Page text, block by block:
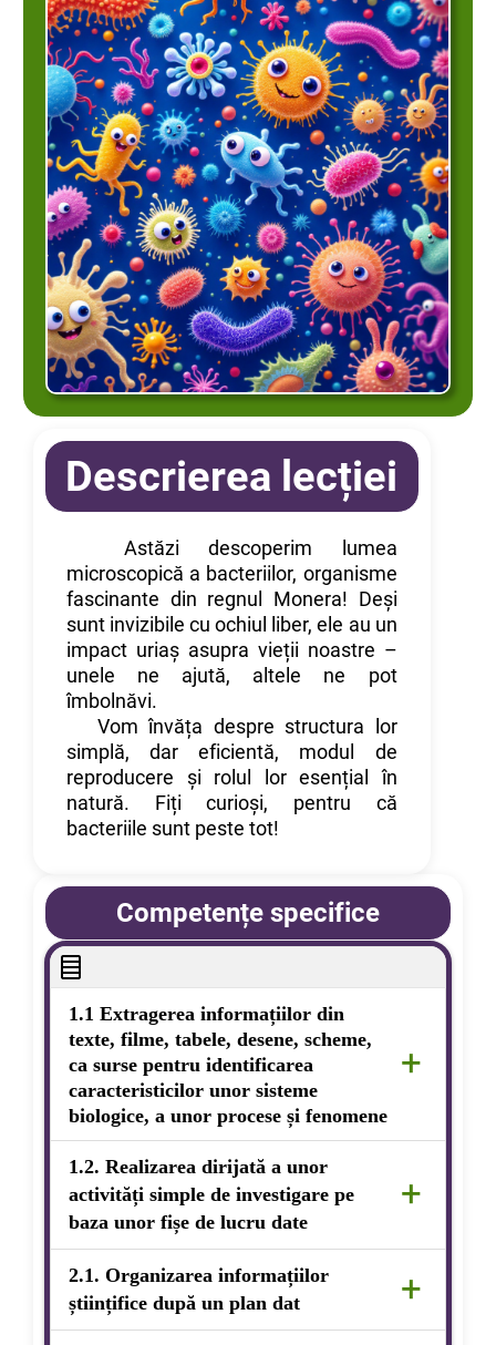
Descrierea lecției
Astăzi descoperim lumea
microscopică a bacteriilor, organisme
fascinante din regnul Monera! Deși
sunt invizibile cu ochiul liber, ele au un
impact uriaș asupra vieții noastre –
unele ne ajută, altele ne pot
îmbolnăvi.
Vom învăța despre structura lor
simplă, dar eficientă, modul de
reproducere și rolul lor esențial în
natură. Fiți curioși, pentru că
bacteriile sunt peste tot!
Competențe specifice
1.1 Extragerea informațiilor din
texte, filme, tabele, desene, scheme,
ca surse pentru identificarea
caracteristicilor unor sisteme
biologice, a unor procese și fenomene
+
Elevii vor învăța să identifice și să extragă
informații relevante din texte, filme, tabele,
desene și scheme pentru a înțelege
biologice care le definesc.
1.2. Realizarea dirijată a unor
activități simple de investigare pe
baza unor fișe de lucru date
+
Elevii vor desfășura activități simple de
investigare, folosind fișe de lucru care îi vor
ghida în observarea și descrierea bacteriilor
2.1. Organizarea informațiilor
științifice după un plan dat
+